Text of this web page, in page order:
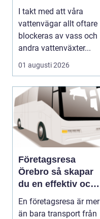
vattenlandskap
I takt med att våra
vattenvägar allt oftare
blockeras av vass och
andra vattenväxter...
01 augusti 2026
Företagsresa
Örebro så skapar
du en effektiv och
minnesvärd resa
En företagsresa är mer
än bara transport från